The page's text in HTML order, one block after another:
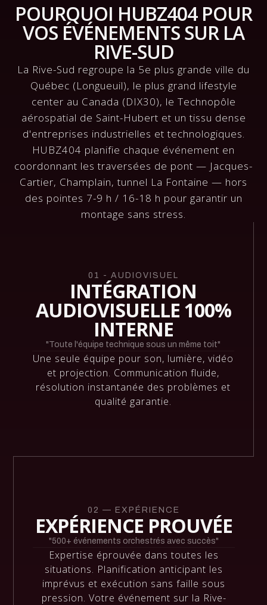
POURQUOI HUBZ404 POUR
VOS ÉVÉNEMENTS SUR LA
RIVE-SUD
La Rive-Sud regroupe la 5e plus grande ville du
Québec (Longueuil), le plus grand lifestyle
center au Canada (DIX30), le Technopôle
aérospatial de Saint-Hubert et un tissu dense
d'entreprises industrielles et technologiques.
HUBZ404 planifie chaque événement en
coordonnant les traversées de pont — Jacques-
Cartier, Champlain, tunnel La Fontaine — hors
des pointes 7-9 h / 16-18 h pour garantir un
montage sans stress.
01 - AUDIOVISUEL
INTÉGRATION
AUDIOVISUELLE 100%
INTERNE
"Toute l'équipe technique sous un même toit"
Une seule équipe pour son, lumière, vidéo
et projection. Communication fluide,
résolution instantanée des problèmes et
qualité garantie.
02 — EXPÉRIENCE
EXPÉRIENCE PROUVÉE
"500+ événements orchestrés avec succès"
Expertise éprouvée dans toutes les
situations. Planification anticipant les
imprévus et exécution sans faille sous
pression. Votre événement sur la Rive-